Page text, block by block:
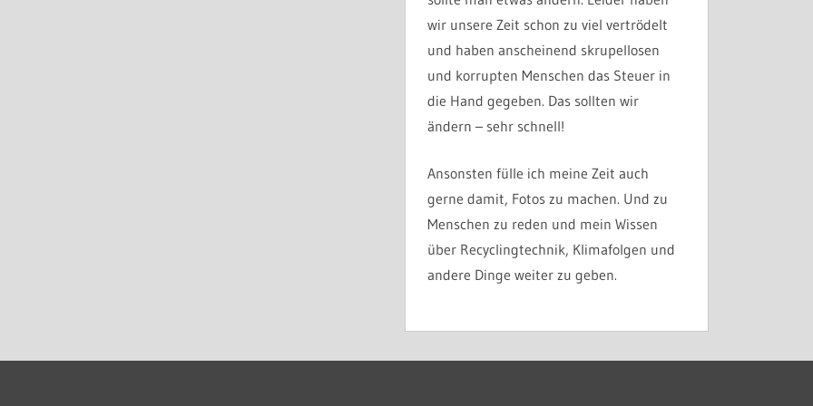
wir unsere Zeit schon zu viel vertrödelt
und haben anscheinend skrupellosen
und korrupten Menschen das Steuer in
die Hand gegeben. Das sollten wir
ändern – sehr schnell!
Ansonsten fülle ich meine Zeit auch
gerne damit, Fotos zu machen. Und zu
Menschen zu reden und mein Wissen
über Recyclingtechnik, Klimafolgen und
andere Dinge weiter zu geben.